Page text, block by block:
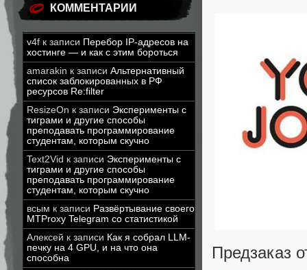
КОММЕНТАРИИ
v4f к записи Перебор IP-адресов на
хостинге — и как с этим бороться
amarakin к записи Альтернативный
список заблокированных в РФ
ресурсов Re:filter
ResizeOn к записи Эксперименты с
тиграми и другие способы
преподавать программирование
студентам, которым скучно
Text2Vid к записи Эксперименты с
тиграми и другие способы
преподавать программирование
студентам, которым скучно
всым к записи Развёртывание своего
MTProxy Telegram со статистикой
Алексей к записи Как я собрал LLM-
печку на 4 GPU, и на что она
способна
Предзаказ